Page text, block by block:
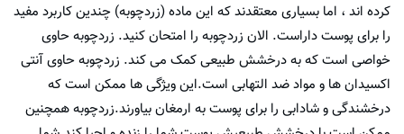
کرده اند ، اما بسیاری معتقدند که این ماده (زردچوبه) چندین کاربرد مفید
را برای پوست داراست. الان زردچوبه را امتحان کنید. زردچوبه حاوی
خواصی است که به درخشش طبیعی کمک می کند. زردچوبه حاوی آنتی
اکسیدان ها و مواد ضد التهابی است.این ویژگی ها ممکن است که
درخشندگی و شادابی را برای پوست به ارمغان بیاورند.زردچوبه همچنین